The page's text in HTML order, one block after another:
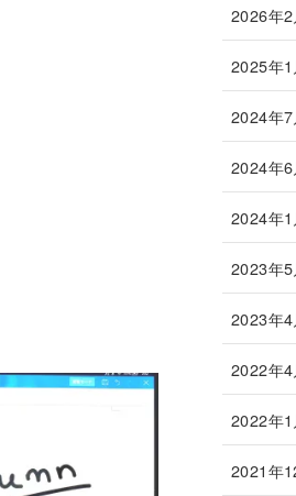
2026年2
2025年1
2024年7
2024年6
2024年1
2023年5
2023年4
2022年4
2022年1
2021年